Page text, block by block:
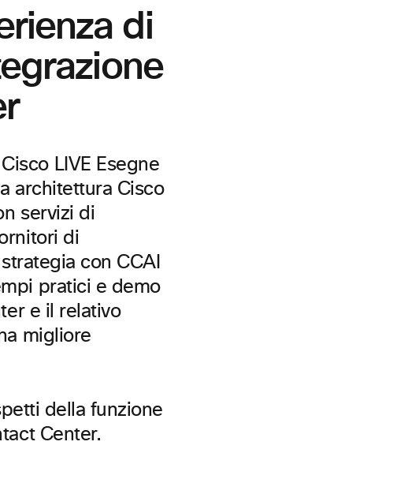
di
LIVE Esegne
architettura Cisco
servizi di
di
con CCAI
pratici e demo
e il relativo
migliore
della funzione
Center.